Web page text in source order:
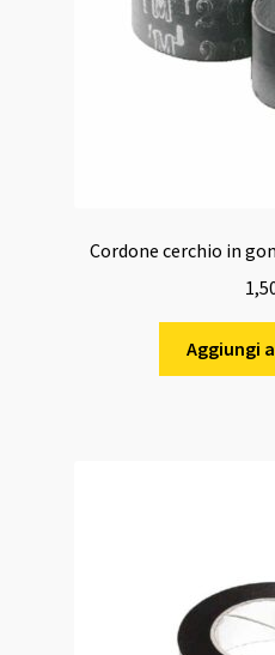
Cordone cerchio in
Aggiungi